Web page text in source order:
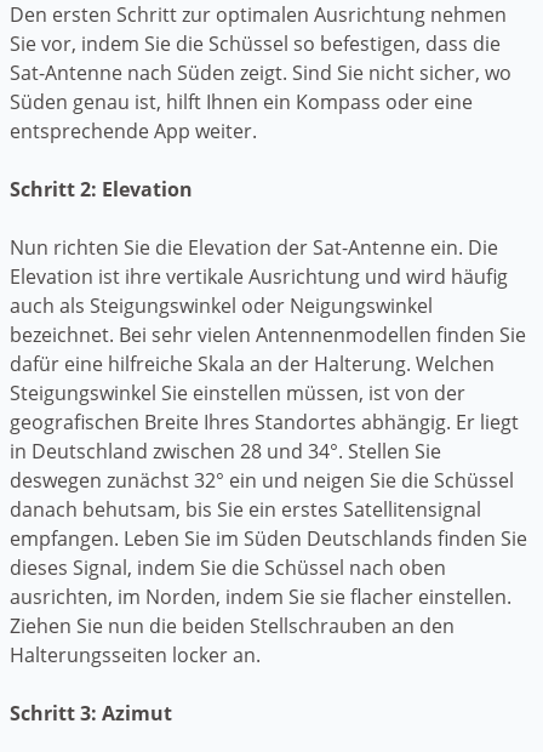
Den ersten Schritt zur optimalen Ausrichtung nehmen
Sie vor, indem Sie die Schüssel so befestigen, dass die
Sat-Antenne nach Süden zeigt. Sind Sie nicht sicher, wo
Süden genau ist, hilft Ihnen ein Kompass oder eine
entsprechende App weiter.
Schritt 2: Elevation
Nun richten Sie die Elevation der Sat-Antenne ein. Die
Elevation ist ihre vertikale Ausrichtung und wird häufig
auch als Steigungswinkel oder Neigungswinkel
bezeichnet. Bei sehr vielen Antennenmodellen finden Sie
dafür eine hilfreiche Skala an der Halterung. Welchen
Steigungswinkel Sie einstellen müssen, ist von der
geografischen Breite Ihres Standortes abhängig. Er liegt
in Deutschland zwischen 28 und 34°. Stellen Sie
deswegen zunächst 32° ein und neigen Sie die Schüssel
danach behutsam, bis Sie ein erstes Satellitensignal
empfangen. Leben Sie im Süden Deutschlands finden Sie
dieses Signal, indem Sie die Schüssel nach oben
ausrichten, im Norden, indem Sie sie flacher einstellen.
Ziehen Sie nun die beiden Stellschrauben an den
Halterungsseiten locker an.
Schritt 3: Azimut